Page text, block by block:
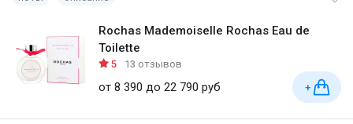
Rochas Mademoiselle Rochas Eau de
Toilette
5 13 отзывов
от 8 390 до 22 790 руб +